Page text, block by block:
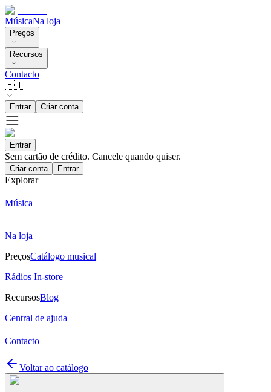
MúsicaNa loja
Preços
Recursos
Contacto
🇵🇹
Entrar Criar conta
Entrar
Sem cartão de crédito. Cancele quando quiser.
Criar conta Entrar
Explorar
Música
Na loja
PreçosCatálogo musical
Rádios In-store
RecursosBlog
Central de ajuda
Contacto
Voltar ao catálogo